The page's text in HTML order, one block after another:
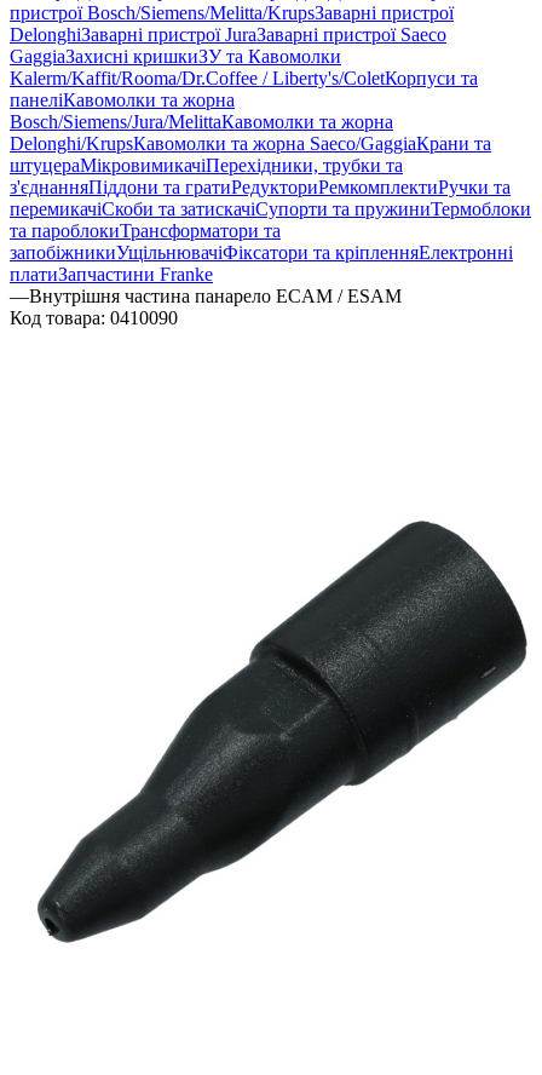
пристрої Bosch/Siemens/Melitta/KrupsЗаварні пристрої
DelonghiЗаварні пристрої JuraЗаварні пристрої Saeco
GaggiaЗахисні кришкиЗУ та Кавомолки
Kalerm/Kaffit/Rooma/Dr.Coffee / Liberty's/ColetКорпуси та
панеліКавомолки та жорна
Bosch/Siemens/Jura/MelittaКавомолки та жорна
Delonghi/KrupsКавомолки та жорна Saeco/GaggiaКрани та
штуцераМікровимикачіПерехідники, трубки та
з'єднанняПіддони та гратиРедукториРемкомплектиРучки та
перемикачіСкоби та затискачіСупорти та пружиниТермоблоки
та пароблокиТрансформатори та
запобіжникиУщільнювачіФіксатори та кріпленняЕлектронні
платиЗапчастини Franke
—Внутрішня частина панарело ECAM / ESAM
Код товара: 0410090